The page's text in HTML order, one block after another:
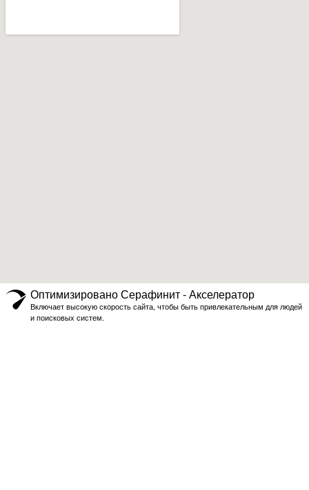
Оптимизировано Серафинит - Акселератор
Включает высокую скорость сайта, чтобы быть привлекательным для людей
и поисковых систем.